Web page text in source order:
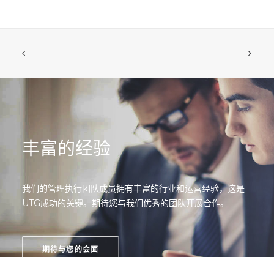
丰富的经验
我们的管理执行团队成员拥有丰富的行业和运营经验，这是
UTG成功的关键。期待您与我们优秀的团队开展合作。
期待与您的会面